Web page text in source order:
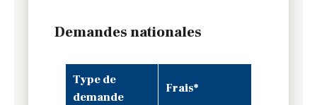
Demandes nationales
Type de
demande
Frais*